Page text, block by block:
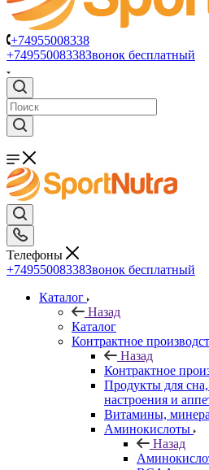
+74955008338
+74955008338Звонок бесплатный
Телефоны
+74955008338Звонок бесплатный
Каталог
Назад
Каталог
Контрактное
Назад
Контрактное
Продукты для
настроения и
Витамины,
Аминокислоты
Назад